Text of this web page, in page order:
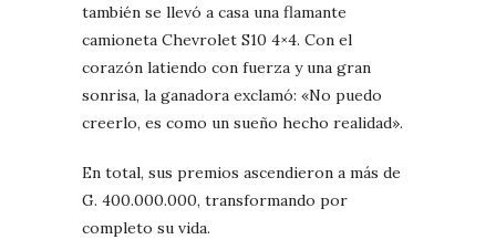
también se llevó a casa una flamante
camioneta Chevrolet S10 4×4. Con el
corazón latiendo con fuerza y una gran
sonrisa, la ganadora exclamó: «No puedo
creerlo, es como un sueño hecho realidad».
En total, sus premios ascendieron a más de
G. 400.000.000, transformando por
completo su vida.